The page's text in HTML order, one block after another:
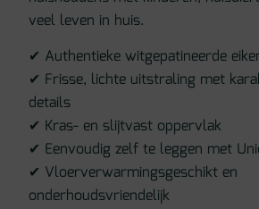
veel leven in huis.
✔ Authentieke witgepatineerde
✔ Frisse, lichte uitstraling met
details
✔ Kras- en slijtvast oppervlak
✔ Eenvoudig zelf te leggen met
✔ Vloerverwarmingsgeschikt en
onderhoudsvriendelijk